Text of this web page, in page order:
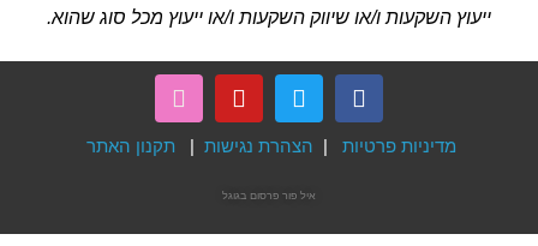
ייעוץ השקעות ו/או שיווק השקעות ו/או ייעוץ מכל סוג שהוא.
מדיניות פרטיות | הצהרת נגישות | תקנון האתר
איל פור פרסום בגוגל